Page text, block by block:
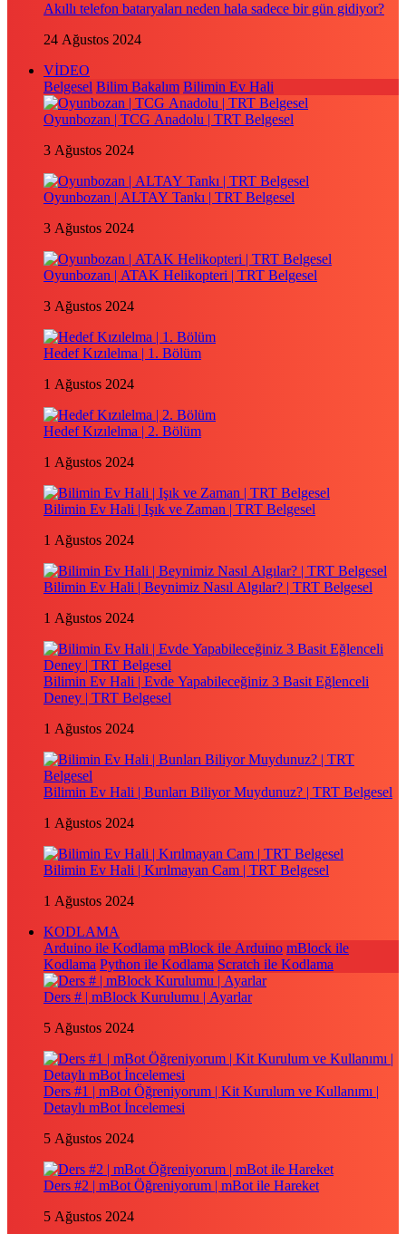
Akıllı telefon bataryaları neden hala sadece bir gün gidiyor?
24 Ağustos 2024
VİDEO
Belgesel Bilim Bakalım Bilimin Ev Hali
Oyunbozan | TCG Anadolu | TRT Belgesel
3 Ağustos 2024
Oyunbozan | ALTAY Tankı | TRT Belgesel
3 Ağustos 2024
Oyunbozan | ATAK Helikopteri | TRT Belgesel
3 Ağustos 2024
Hedef Kızılelma | 1. Bölüm
1 Ağustos 2024
Hedef Kızılelma | 2. Bölüm
1 Ağustos 2024
Bilimin Ev Hali | Işık ve Zaman | TRT Belgesel
1 Ağustos 2024
Bilimin Ev Hali | Beynimiz Nasıl Algılar? | TRT Belgesel
1 Ağustos 2024
Bilimin Ev Hali | Evde Yapabileceğiniz 3 Basit Eğlenceli
Deney | TRT Belgesel
1 Ağustos 2024
Bilimin Ev Hali | Bunları Biliyor Muydunuz? | TRT Belgesel
1 Ağustos 2024
Bilimin Ev Hali | Kırılmayan Cam | TRT Belgesel
1 Ağustos 2024
KODLAMA
Arduino ile Kodlama mBlock ile Arduino mBlock ile
Kodlama Python ile Kodlama Scratch ile Kodlama
Ders # | mBlock Kurulumu | Ayarlar
5 Ağustos 2024
Ders #1 | mBot Öğreniyorum | Kit Kurulum ve Kullanımı |
Detaylı mBot İncelemesi
5 Ağustos 2024
Ders #2 | mBot Öğreniyorum | mBot ile Hareket
5 Ağustos 2024